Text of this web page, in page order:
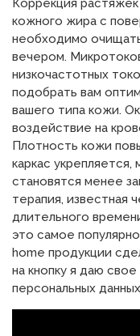
кожного жира с
необходимо
вечером.
низкочастотных
подобрать вам
вашего типа кожи.
воздействие на
Плотность кожи
каркас
становятся менее
терапия, известная
длительного
это самое
home продукции
на кнопку я даю
персональных